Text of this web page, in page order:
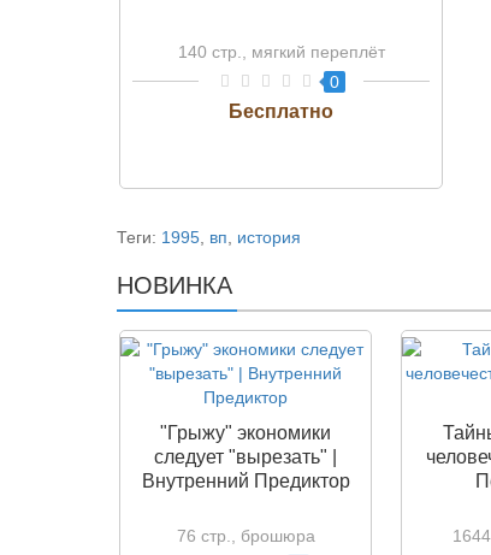
140 стр., мягкий переплёт
0
Теги: 1995 вп история
НОВИНКА
"Грыжу" экономики
следует "вырезать" |
Внутренний Предиктор
76 стр., брошюра